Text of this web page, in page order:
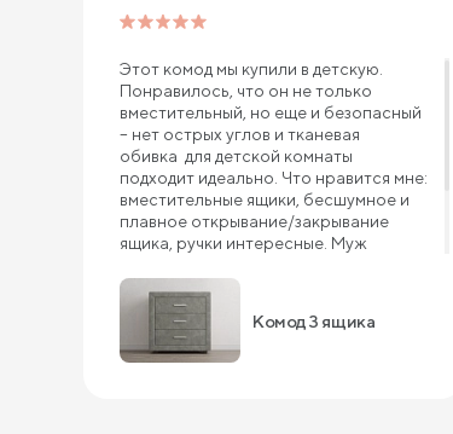
Этот комод мы купили в детскую.
Понравилось, что он не только
вместительный, но еще и безопасный
– нет острых углов и тканевая
обивка для детской комнаты
подходит идеально. Что нравится мне:
вместительные ящики, бесшумное и
плавное открывание/закрывание
ящика, ручки интересные. Муж
удовольствие. Он все перебрал,
качество похвалил. Уверена, комод 3
ящика прослужит нам долго.
Комод 3 ящика